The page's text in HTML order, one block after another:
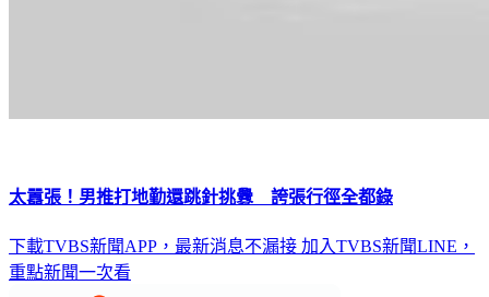
太囂張！男推打地勤還跳針挑釁 誇張行徑全都錄
下載TVBS新聞APP，最新消息不漏接 加入TVBS新聞LINE，
重點新聞一次看